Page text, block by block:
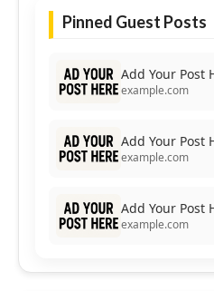
Pinned Guest Posts
Add Your Post
example.com
Add Your Post
example.com
Add Your Post
example.com